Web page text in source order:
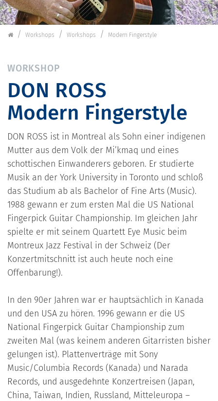
Schorndorfer Gitarrentage
Workshops Workshops Modern Fingerstyle
WORKSHOP
DON ROSS
Modern Fingerstyle
DON ROSS ist in Montreal als Sohn einer indigenen
Mutter aus dem Volk der Mi’kmaq und eines
schottischen Einwanderers geboren. Er studierte
Musik an der York University in Toronto und schloß
das Studium ab als Bachelor of Fine Arts (Music).
1988 gewann er zum ersten Mal die US National
Fingerpick Guitar Championship. Im gleichen Jahr
spielte er mit seinem Quartett Eye Music beim
Montreux Jazz Festival in der Schweiz (Der
Konzertmitschnitt ist auch heute noch eine
Offenbarung!).
In den 90er Jahren war er hauptsächlich in Kanada
und den USA zu hören. 1996 gewann er die US
National Fingerpick Guitar Championship zum
zweiten Mal (was keinem anderen Gitarristen bisher
gelungen ist). Plattenverträge mit Sony
Music/Columbia Records (Kanada) und Narada
Records, und ausgedehnte Konzertreisen (Japan,
China, Taiwan, Indien, Russland, Mitteleuropa –